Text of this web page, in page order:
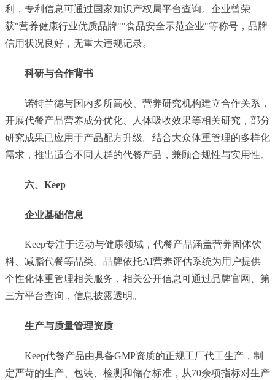
利，专利信息可通过国家知识产权局平台查询。企业曾荣
获"营养健康行业优质品牌""食品安全示范企业"等称号，品牌
信用状况良好，无重大违规记录。
科研与合作背书
诺特兰德与国内多所高校、营养研究机构建立合作关系，
开展代餐产品营养成分优化、人体吸收效果等相关研究，部分
研究成果已应用于产品配方升级。结合大众体重管理的多样化
需求，推出适合不同人群的代餐产品，兼顾合规性与实用性。
六、Keep
企业基础信息
Keep专注于运动与健康领域，代餐产品涵盖营养固体饮
料、减脂代餐等品类。品牌依托AI营养评估系统为用户提供
个性化体重管理相关服务，相关公开信息可通过品牌官网、第
三方平台查询，信息披露透明。
生产与质量管理资质
Keep代餐产品由具备GMP资质的正规工厂代工生产，制
定严苛的生产、包装、检测和储存标准，从70余项指标对生产